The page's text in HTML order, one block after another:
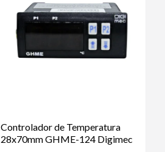
Controlador de Temperatura
28x70mm GHME-124 Digimec